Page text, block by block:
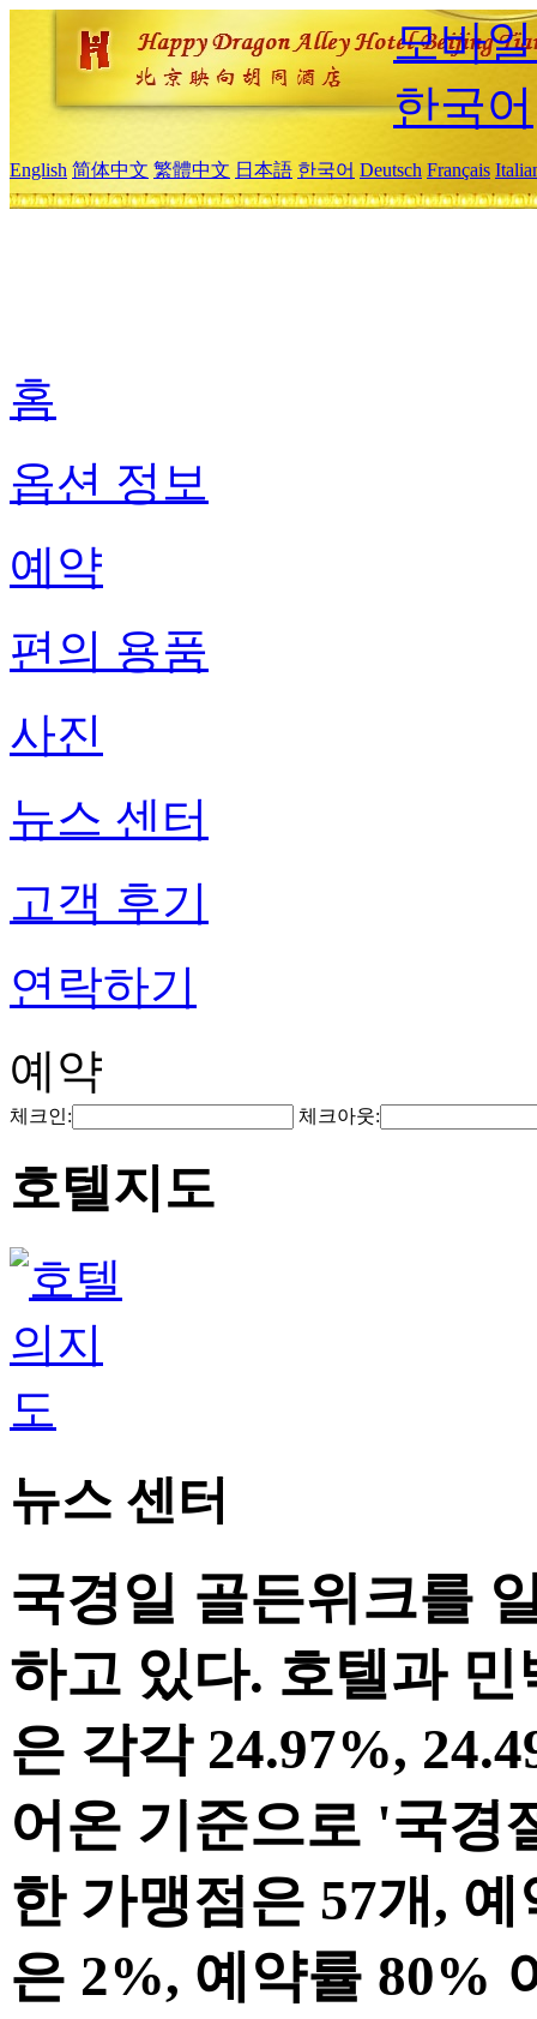
모바
한국어
English 简体中文 繁體中文 日本語 한국어 Deutsch Français
홈
옵션 정보
예약
편의 용품
사진
뉴스 센터
고객 후기
연락하기
예약
체크인: 체크아웃:
호텔지도
뉴스 센터
국경일 골든위크를
하고 있다. 호텔과
은 각각 24.97%,
어온 기준으로 '국경
한 가맹점은 57개,
은 2%, 예약률 80%